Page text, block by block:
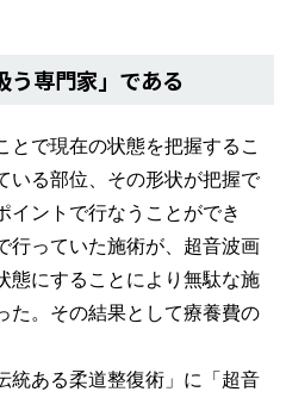
う専門家」である
とで現在の状態を把握するこ
いる部位、その形状が把握で
イントで行なうことができ
行っていた施術が、超音波画
態にすることにより無駄な施
た。その結果として療養費の
統ある柔道整復術」に「超音